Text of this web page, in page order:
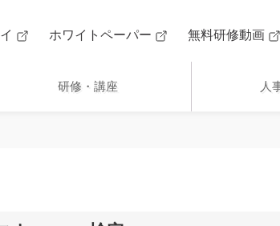
研修・講座 人
ホワイトペーパー 無料研修動画